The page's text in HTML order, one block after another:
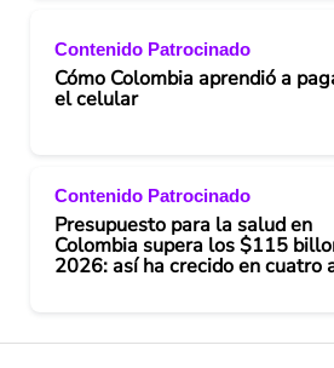
Contenido Patrocinado
Cómo Colombia aprendió a
el celular
Contenido Patrocinado
Presupuesto para la salud en
Colombia supera los $115
2026: así ha crecido en cuatro